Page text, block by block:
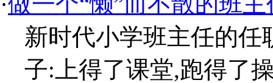
新时代小学班主任的
子:上得了课堂,跑得了